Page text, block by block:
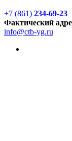
+7 (861) 234-69-23
Фактический
info@ctb-yg.ru